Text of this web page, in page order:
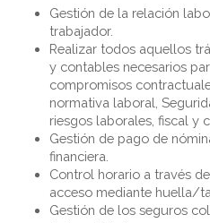
Gestión de la relación
trabajador.
Realizar todos aquellos
y contables necesarios
compromisos
normativa laboral,
riesgos laborales, fiscal y
Gestión de pago de
financiera.
Control horario a través
acceso mediante huella/
Gestión de los seguros